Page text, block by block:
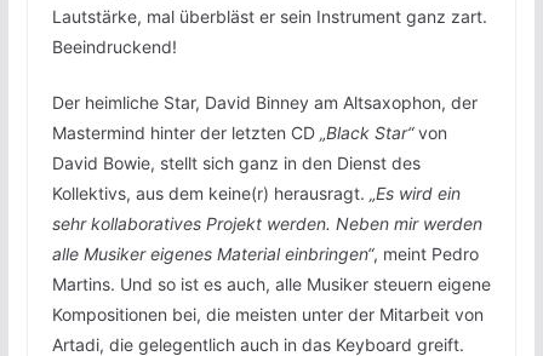
Lautstärke, mal überbläst er sein Instrument ganz zart.
Beeindruckend!
Der heimliche Star, David Binney am Altsaxophon, der
Mastermind hinter der letzten CD „Black Star“von
David Bowie, stellt sich ganz in den Dienst des
Kollektivs, aus dem keine(r) herausragt. „Es wird ein
sehr kollaboratives Projekt werden. Neben mir werden
alle Musiker eigenes Material einbringen“, meint Pedro
Martins. Und so ist es auch, alle Musiker steuern eigene
Kompositionen bei, die meisten unter der Mitarbeit von
Artadi, die gelegentlich auch in das Keyboard greift.